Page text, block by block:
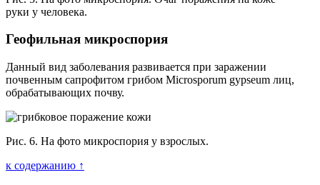
руки у человека.
Геофильная микроспория
Данный вид заболевания развивается при заражении
почвенным сапрофитом грибом Microsporum gypseum лиц,
обрабатывающих почву.
Рис. 6. На фото микроспория у взрослых.
к содержанию ↑